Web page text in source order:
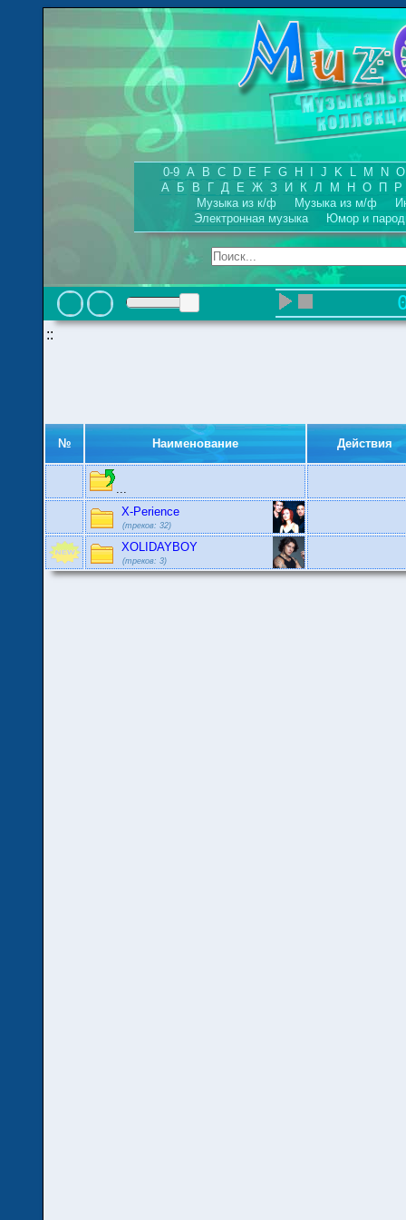
0-9 A B C D E F G H J K L M N O
А
Б В Г Д Е Ж З И К Л М Н О П
Р
Музыка из к/ф
Музыка из м/ф
Электронная музыка
Юмор и
::
№ Наименование Действия
...
X-Perience
(треков: 32)
XOLIDAYBOY
(треков: 3)